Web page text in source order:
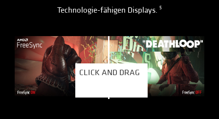
Technologie-fähigen Displays. 5
CLICK AND DRAG
CLICK AND DRAG